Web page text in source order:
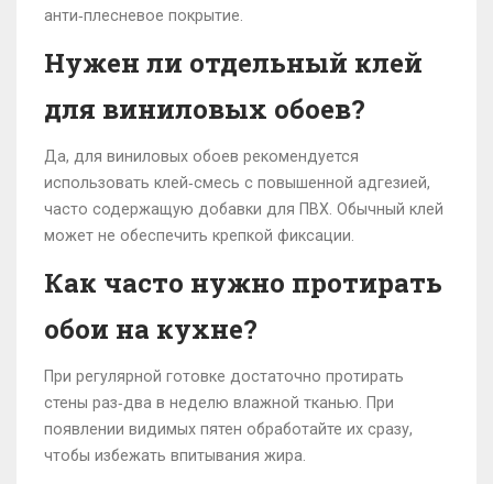
анти‑плесневое покрытие.
Нужен ли отдельный клей
для виниловых обоев?
Да, для виниловых обоев рекомендуется
использовать клей‑смесь с повышенной адгезией,
часто содержащую добавки для ПВХ. Обычный клей
может не обеспечить крепкой фиксации.
Как часто нужно протирать
обои на кухне?
При регулярной готовке достаточно протирать
стены раз‑два в неделю влажной тканью. При
появлении видимых пятен обработайте их сразу,
чтобы избежать впитывания жира.